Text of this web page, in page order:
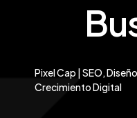
Pixel Cap | SEO,
Crecimiento Digital